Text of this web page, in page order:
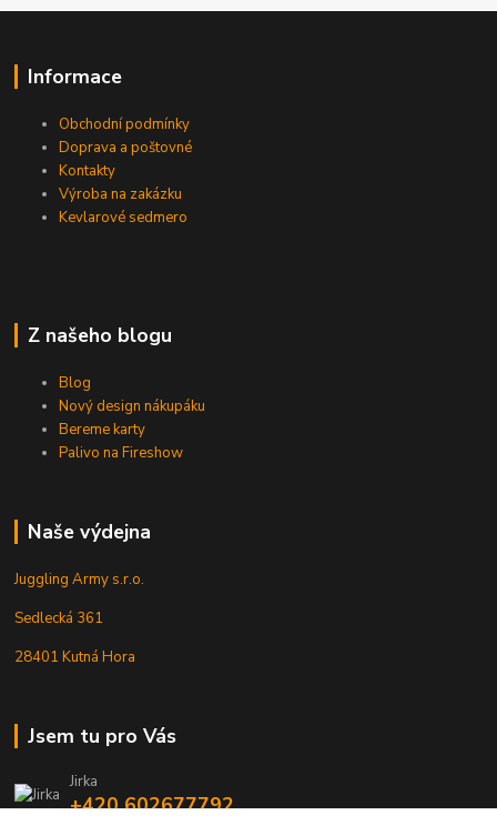
Informace
Obchodní podmínky
Doprava a poštovné
Kontakty
Výroba na zakázku
Kevlarové sedmero
Z našeho blogu
Blog
Nový design nákupáku
Bereme karty
Palivo na Fireshow
Naše výdejna
Juggling Army s.r.o.
Sedlecká 361
28401 Kutná Hora
Jsem tu pro Vás
Jirka
+420 602677792